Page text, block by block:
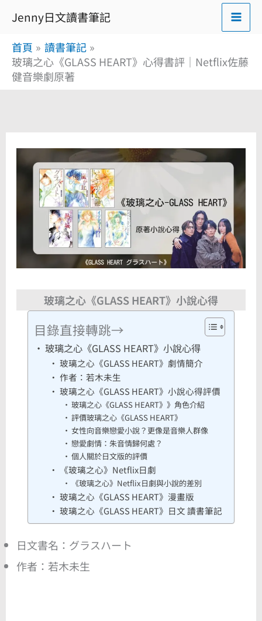
Jenny日文讀書筆記
首頁
讀書筆記
玻璃之心《GLASS HEART》心得書評｜Netflix佐藤
健音樂劇原著
玻璃之心《GLASS HEART》小說心得
目錄直接轉跳→
玻璃之心《GLASS HEART》小說心得
玻璃之心《GLASS HEART》劇情簡介
作者：若木未生
玻璃之心《GLASS HEART》小說心得評價
玻璃之心《GLASS HEART》》角色介紹
評價玻璃之心《GLASS HEART》
女性向音樂戀愛小說？更像是音樂人群像
戀愛劇情：朱音情歸何處？
個人關於日文版的評價
《玻璃之心》Netflix日劇
《玻璃之心》Netflix日劇與小說的差別
玻璃之心《GLASS HEART》漫畫版
玻璃之心《GLASS HEART》日文 讀書筆記
日文書名：グラスハート
作者：若木未生